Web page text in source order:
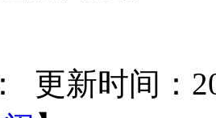
更新时间：